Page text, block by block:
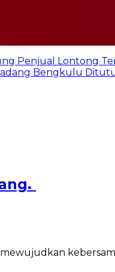
Penjual Lontong
Bengkulu